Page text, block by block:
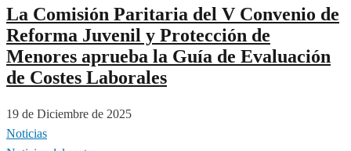
de
infancia
de
la
Comunitat
La Comisión Paritaria del V Convenio de
Reforma Juvenil y Protección de
Menores aprueba la Guía de Evaluación
de Costes Laborales
19 de Diciembre de 2025
Noticias